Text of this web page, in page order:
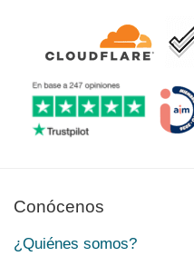
Conócenos
¿Quiénes somos?